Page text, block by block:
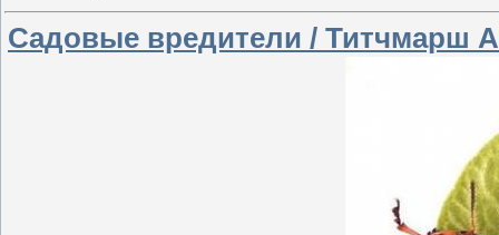
Садовые вредители / Титчмарш